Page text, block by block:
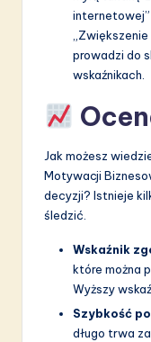
prowadzi do
wskaźnikach.
Jak możesz
Motywacji
decyzji? Istnieje
śledzić.
Wskaźnik
które można
Wyższy
Szybkość
długo trwa